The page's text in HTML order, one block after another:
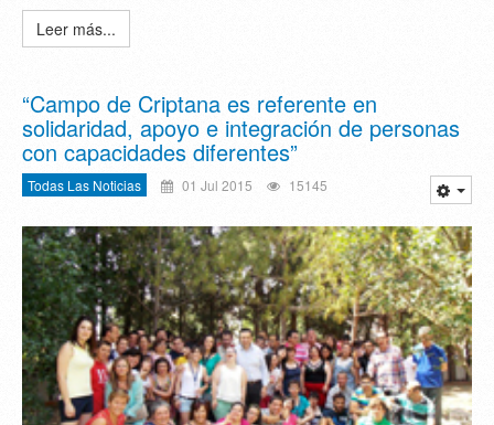
Leer más...
“Campo de Criptana es referente en
solidaridad, apoyo e integración de personas
con capacidades diferentes”
Todas Las Noticias 01 Jul 2015 15145